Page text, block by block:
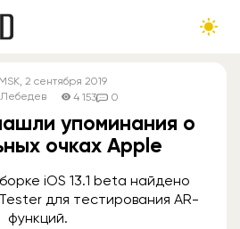
MSK, 2 сентября 2019
4 153 0
упоминания о
очках Apple
iOS 13.1 beta найдено
для тестирования AR-
функций.